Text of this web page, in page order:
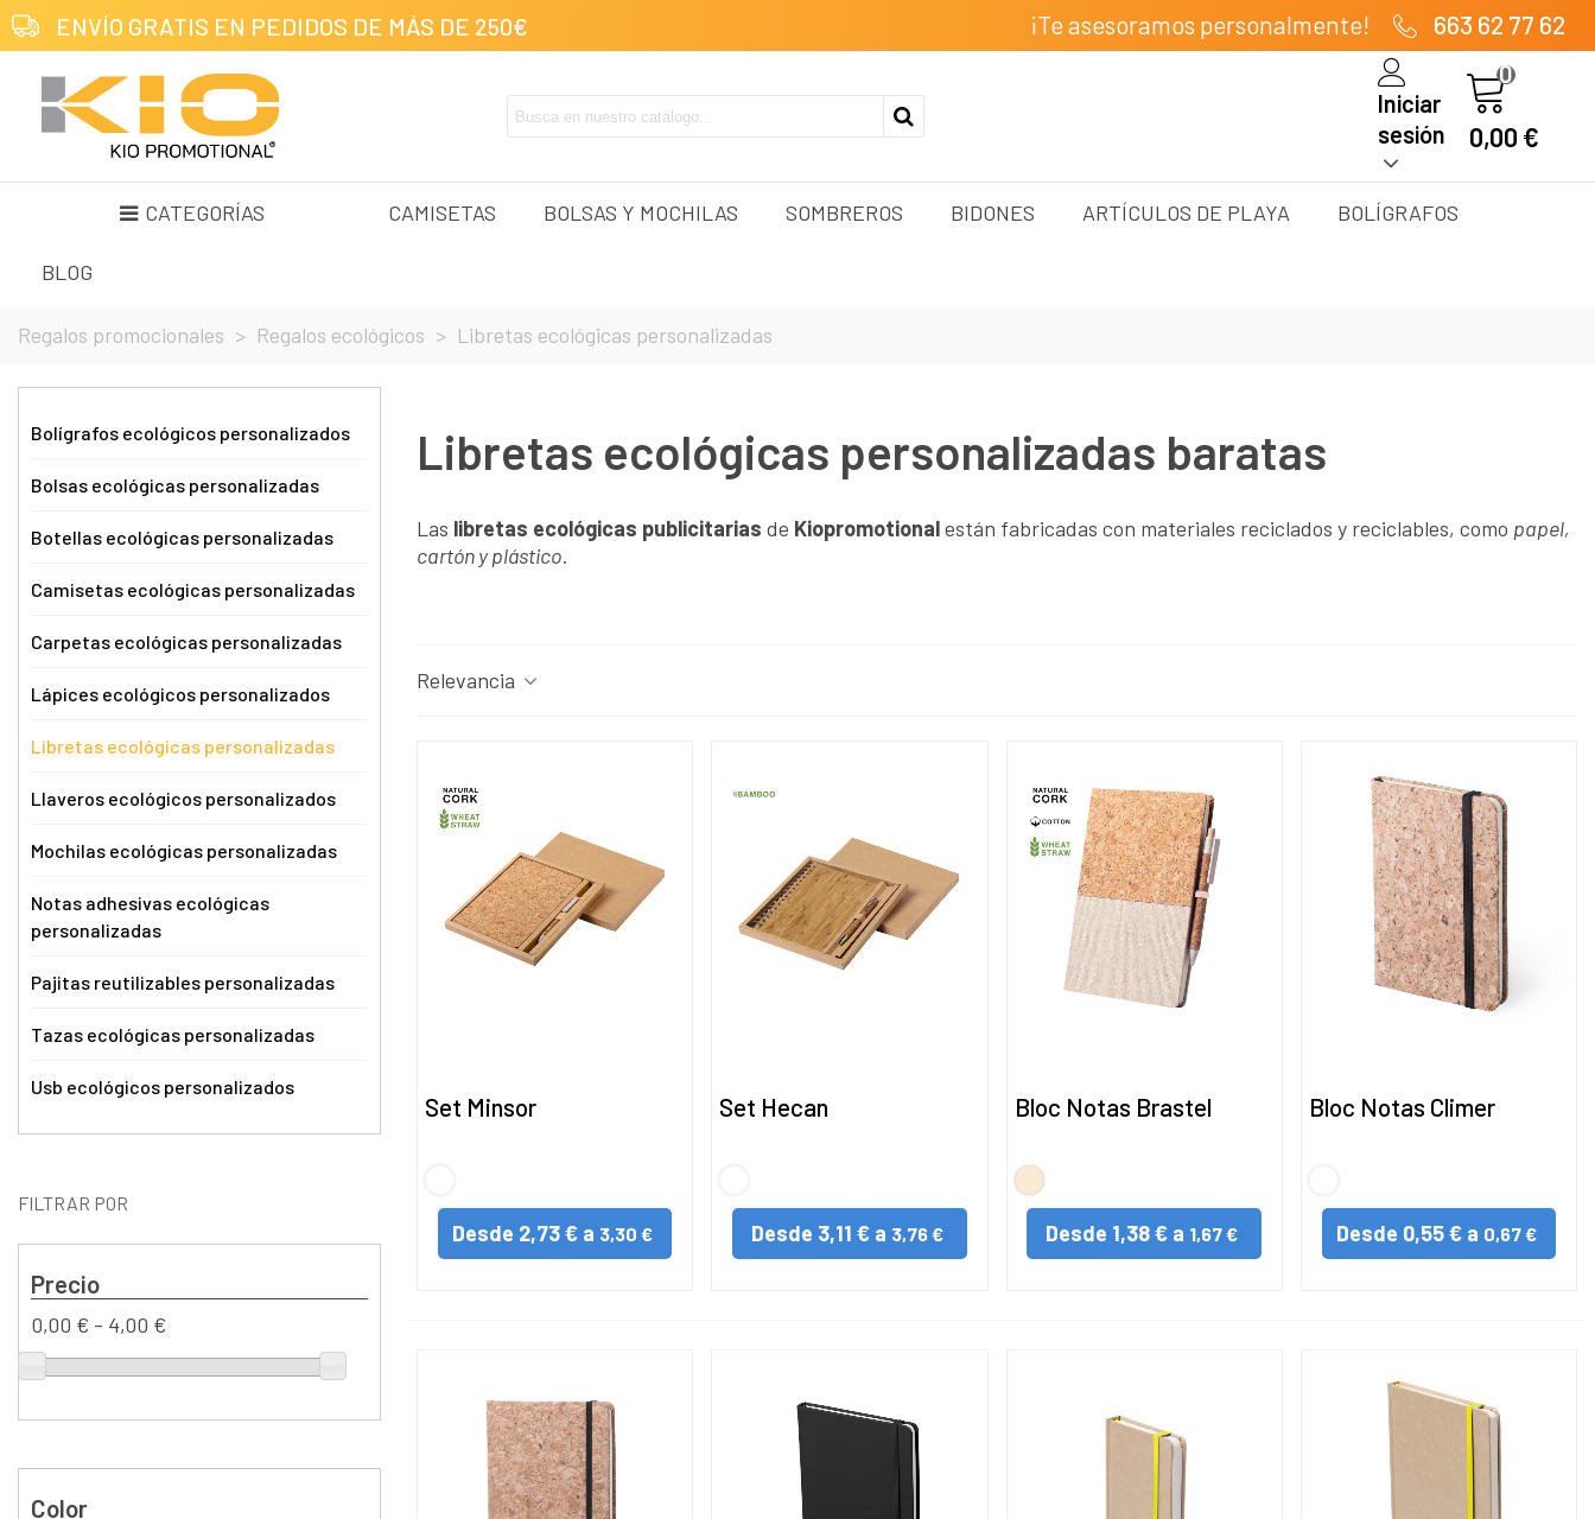
ENVÍO GRATIS EN PEDIDOS DE MÁS DE 250€ ¡Te asesoramos personalmente! 663 62 77 62
Iniciar
sesión
0
0,00 €
CATEGORÍAS CAMISETAS BOLSAS Y MOCHILAS SOMBREROS BIDONES ARTÍCULOS DE PLAYA BOLÍGRAFOS
BLOG
Regalos promocionales > Regalos ecológicos > Libretas ecológicas personalizadas
Bolígrafos ecológicos personalizados
Bolsas ecológicas personalizadas
Botellas ecológicas personalizadas
Camisetas ecológicas personalizadas
Carpetas ecológicas personalizadas
Lápices ecológicos personalizados
Libretas ecológicas personalizadas
Llaveros ecológicos personalizados
Mochilas ecológicas personalizadas
Notas adhesivas ecológicas
personalizadas
Pajitas reutilizables personalizadas
Tazas ecológicas personalizadas
Usb ecológicos personalizados
FILTRAR POR
Precio
0,00 € - 4,00 €
Color
Libretas ecológicas personalizadas baratas
Las libretas ecológicas publicitarias de Kiopromotionalestán fabricadas con materiales reciclados y reciclables, como papel,
cartón y plástico.
Relevancia
Set Minsor
Desde 2,73 € a 3,30 €
Set Hecan
Desde 3,11 € a 3,76 €
Bloc Notas Brastel
NATURAL
Desde 1,38 € a 1,67 €
Bloc Notas Climer
Desde 0,55 € a 0,67 €